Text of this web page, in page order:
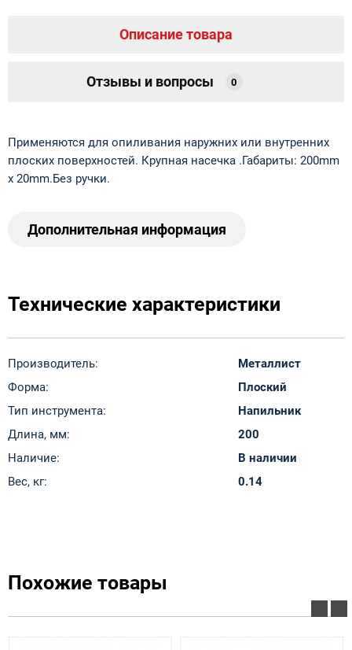
Описание товара
Отзывы и вопросы 0
Применяются для опиливания наружних или внутренних
плоских поверхностей. Крупная насечка .Габариты: 200mm
x 20mm.Без ручки.
Дополнительная информация
Технические характеристики
Производитель:
Металлист
Форма:
Плоский
Тип инструмента:
Напильник
Длина, мм:
200
Наличие:
В наличии
Вес, кг:
0.14
Похожие товары